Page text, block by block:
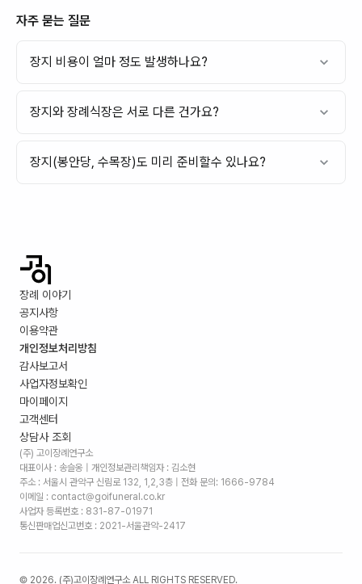
자주 묻는 질문
장지 비용이 얼마 정도 발생하나요?
장지와 장례식장은 서로 다른 건가요?
장지(봉안당, 수목장)도 미리 준비할수 있나요?
장례 이야기
공지사항
이용약관
개인정보처리방침
감사보고서
사업자정보확인
마이페이지
고객센터
상담사 조회
(주) 고이장례연구소
대표이사 : 송슬옹 | 개인정보관리책임자 : 김소현
주소 : 서울시 관악구 신림로 132, 1,2,3층 | 전화 문의: 1666-9784
이메일 : contact@goifuneral.co.kr
사업자 등록번호 : 831-87-01971
통신판매업신고번호 : 2021-서울관악-2417
© 2026. (주)고이장례연구소 ALL RIGHTS RESERVED.